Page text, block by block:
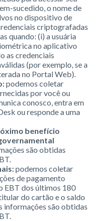
sucedido, o nome de
no dispositivo de
criptografadas
quando: (i) a usuária
no aplicativo
as credenciais
(por exemplo, se a
no Portal Web).
podemos coletar
por você ou
conosco, entra em
ou responde a uma
benefício
são obtidas
podemos coletar
de pagamento
EBT dos últimos 180
do cartão e o saldo
informações são obtidas